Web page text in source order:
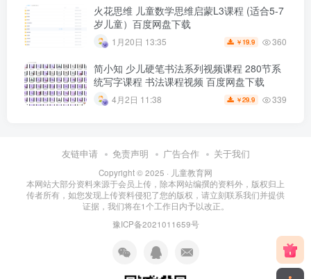
火花思维 儿童数学思维启蒙L3课程 (适合5-7
岁儿童）百度网盘下载
1月20日 13:35 ￥ 19.9 360
简小知 少儿硬笔书法系列视频课程 280节系
统写字课程 书法课程视频 百度网盘下载
4月2日 11:38 ￥29.9 339
友链申请 免责声明 广告合作 关于我们
Copyright © 2025 · 儿童教育网
本网站大部分资料来源于会员上传，除本网站编撰的资料外，版权归上
传者所有，如您发现上传资料侵犯了您的版权，请立刻联系我们并提供
证据，我们将在1个工作日内予以改正。
豫ICP备2021011659号